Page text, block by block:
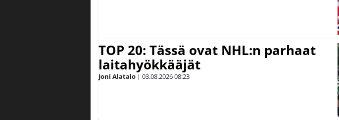
TOP 20: Tässä ovat NHL:n parhaat
laitahyökkääjät
Joni Alatalo | 03.08.202608:23